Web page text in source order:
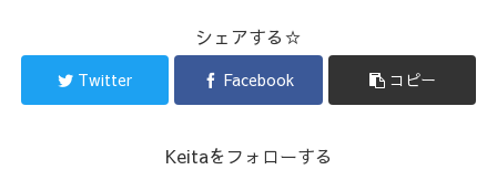
シェアする☆
Twitter Facebook コピー
Keitaをフォローする